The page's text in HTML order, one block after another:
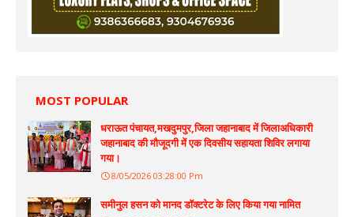
MOST POPULAR
धराऊत पंचायत,मखदुमपुर,जिला जहानाबाद में जिलाअधिकारी
जहानाबाद की मौजूदगी में एक दिवसीय सहायता शिविर लगाया
गया।
8/05/2026 03:28:00 Pm
समीनुल हसन को मानद डॉक्टरेट के लिए किया गया नामित